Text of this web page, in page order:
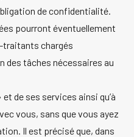
de confidentialité.
pourront éventuellement
traitants chargés
des tâches nécessaires au
de ses services ainsi qu’à
vous, sans que vous ayez
Il est précisé que, dans